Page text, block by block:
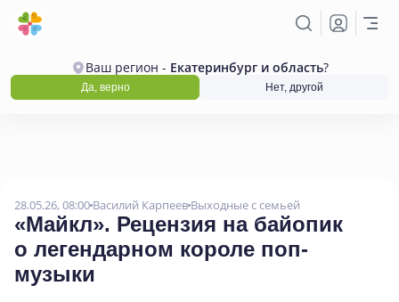
Ваш регион - Екатеринбург и область?
Да, верно Нет, другой
28.05.26, 08:00 Василий Карпеев Выходные с семьей
«Майкл». Рецензия на байопик
о легендарном короле поп-
музыки